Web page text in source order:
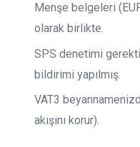
Menşe belgeleri
olarak birlikte.
SPS denetimi
bildirimi yapılmış.
VAT3
akışını korur).